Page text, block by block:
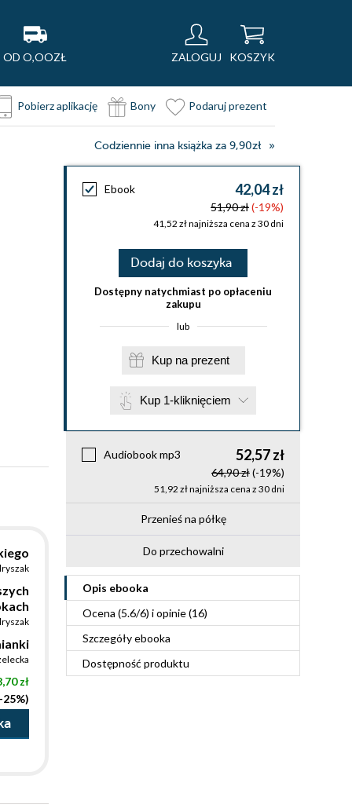
OD O,OOZŁ ZALOGUJ KOSZYK
Pobierz aplikację Bony Podaruj prezent
Codziennie inna książka za 9,90zł
Ebook 42,04 zł
51,90 zł(-19%)
41,52 zł najniższa cena z 30 dni
Dodaj do koszyka
Dostępny natychmiast po opłaceniu
zakupu
lub
Kup na prezent
Kup 1-kliknięciem
Audiobook mp3 52,57 zł
64,90 zł(-19%)
51,92 zł najniższa cena z 30 dni
Przenieś na półkę
Do przechowalni
Opis ebooka
Ocena (5.6/6) i opinie (16)
Szczegółyebooka
Dostępność produktu
zł
25%)